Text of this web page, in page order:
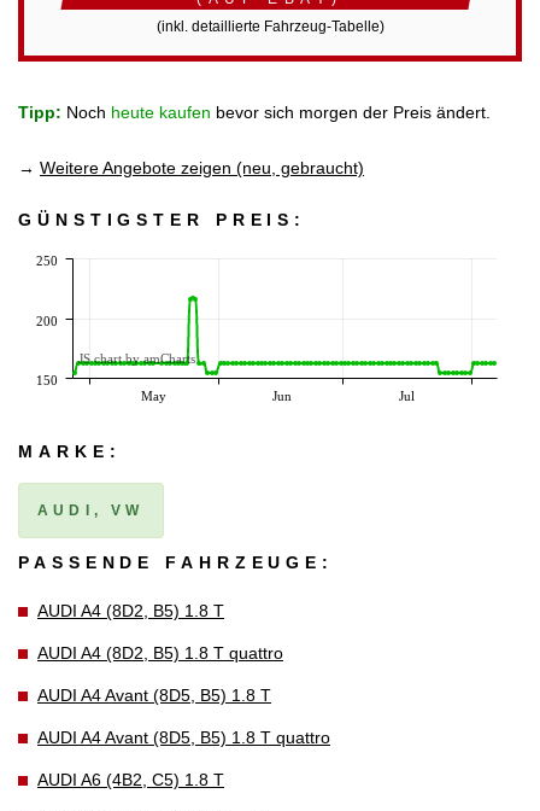
(inkl. detaillierte Fahrzeug-Tabelle)
Tipp: Noch heute kaufen bevor sich morgen der Preis ändert.
→ Weitere Angebote zeigen (neu, gebraucht)
GÜNSTIGSTER PREIS:
May Jun Jul
150
200
250
JS chart by amCharts
MARKE:
AUDI, VW
PASSENDE FAHRZEUGE:
AUDI A4 (8D2, B5) 1.8 T
AUDI A4 (8D2, B5) 1.8 T quattro
AUDI A4 Avant (8D5, B5) 1.8 T
AUDI A4 Avant (8D5, B5) 1.8 T quattro
AUDI A6 (4B2, C5) 1.8 T